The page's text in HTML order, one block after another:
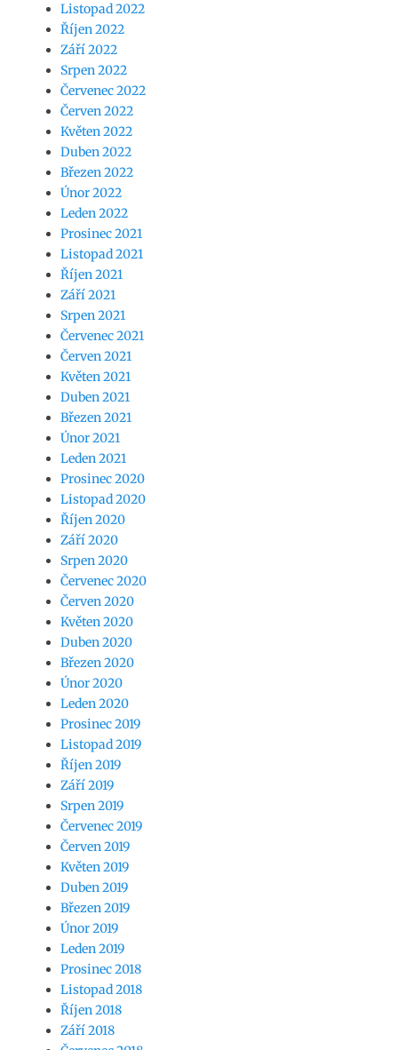
Listopad 2022
Říjen 2022
Září 2022
Srpen 2022
Červenec 2022
Červen 2022
Květen 2022
Duben 2022
Březen 2022
Únor 2022
Leden 2022
Prosinec 2021
Listopad 2021
Říjen 2021
Září 2021
Srpen 2021
Červenec 2021
Červen 2021
Květen 2021
Duben 2021
Březen 2021
Únor 2021
Leden 2021
Prosinec 2020
Listopad 2020
Říjen 2020
Září 2020
Srpen 2020
Červenec 2020
Červen 2020
Květen 2020
Duben 2020
Březen 2020
Únor 2020
Leden 2020
Prosinec 2019
Listopad 2019
Říjen 2019
Září 2019
Srpen 2019
Červenec 2019
Červen 2019
Květen 2019
Duben 2019
Březen 2019
Únor 2019
Leden 2019
Prosinec 2018
Listopad 2018
Říjen 2018
Září 2018